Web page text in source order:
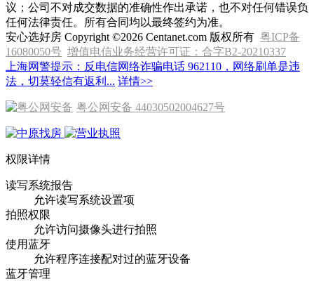
议；公司不对成交数据的准确性作出承诺，也不对任何错误负
任何法律责任。所有合同均以最终签约为准。
安心选好房 Copyright ©2026 Centanet.com 版权所有 粤ICP备
16080050号 增值电信业务经营许可证：合字B2-20210337
上海网警提示：反电信网络诈骗电话 962110，网络刷单是违
法，切莫轻信有返利... 详情>>
粤公网安备 44030502004627号
权限详情
读写系统报告
允许读写系统设置项
拍照权限
允许访问摄像头进行拍照
使用蓝牙
允许程序连接配对过的蓝牙设备
蓝牙管理